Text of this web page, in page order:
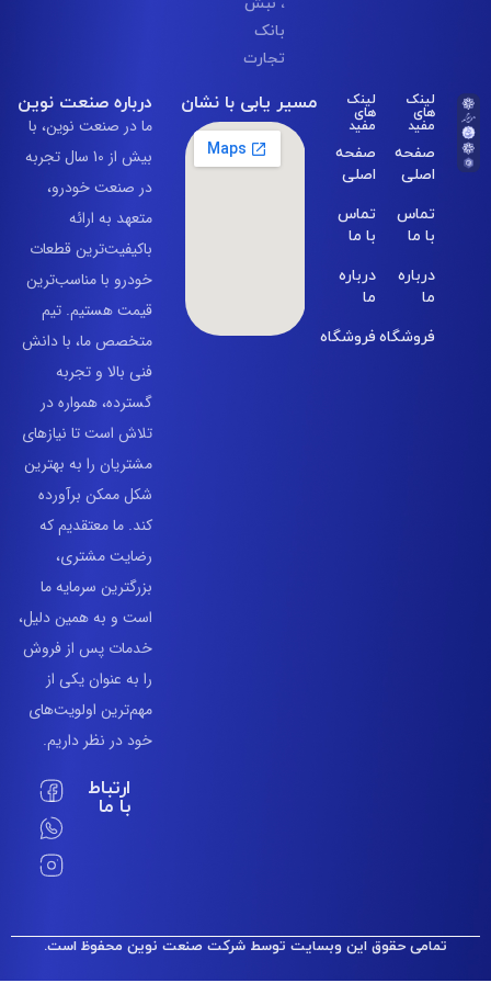
لینک
های
مفید
صفحه
اصلی
فروشگاه
لینک
های
مفید
صفحه
اصلی
تماس
با ما
درباره
ما
فروشگاه
مسیر یابی با نشان درباره صنعت نوین
ما در صنعت نوین، با
بیش از 10 سال تجربه
در صنعت خودرو،
متعهد به ارائه
باکیفیت‌ترین قطعات
خودرو با مناسب‌ترین
قیمت هستیم. تیم
متخصص ما، با دانش
فنی بالا و تجربه
گسترده، همواره در
تلاش است تا نیازهای
مشتریان را به بهترین
شکل ممکن برآورده
کند. ما معتقدیم که
رضایت مشتری،
بزرگترین سرمایه ما
است و به همین دلیل،
خدمات پس از فروش
را به عنوان یکی از
مهم‌ترین اولویت‌های
خود در نظر داریم.
حقوق این وبسایت توسط شرکت صنعت نوین محفوظ است.